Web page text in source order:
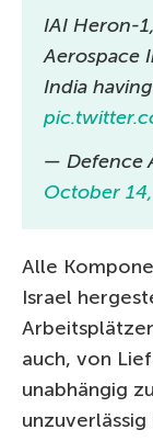
IAI Heron-
Aerospace
India
— Defence
October
Alle
Israel
auch, von
unabhängig